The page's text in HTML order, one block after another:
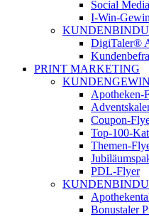
Social
I-Win-
DigiTaler®
PRINT MARKETING
Apotheken-
Coupon-
Top-100-
Themen-
PDL-Flyer
Bonustaler